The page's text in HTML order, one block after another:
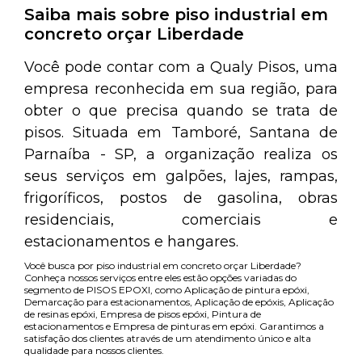
Saiba mais sobre piso industrial em
concreto orçar Liberdade
Você pode contar com a Qualy Pisos, uma
empresa reconhecida em sua região, para
obter o que precisa quando se trata de
pisos. Situada em Tamboré, Santana de
Parnaíba - SP, a organização realiza os
seus serviços em galpões, lajes, rampas,
frigoríficos, postos de gasolina, obras
residenciais, comerciais e
estacionamentos e hangares.
Você busca por piso industrial em concreto orçar Liberdade?
Conheça nossos serviços entre eles estão opções variadas do
segmento de PISOS EPOXI, como Aplicação de pintura epóxi,
Demarcação para estacionamentos, Aplicação de epóxis, Aplicação
de resinas epóxi, Empresa de pisos epóxi, Pintura de
estacionamentos e Empresa de pinturas em epóxi. Garantimos a
satisfação dos clientes através de um atendimento único e alta
qualidade para nossos clientes.